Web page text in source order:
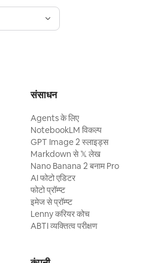
संसाधन
Agents के लिए
NotebookLM विकल्प
GPT Image 2 स्लाइड्स
Markdown से 𝕏 लेख
Nano Banana 2 बनाम Pro
AI फोटो एडिटर
फोटो प्रॉम्प्ट
इमेज से प्रॉम्प्ट
Lenny करियर कोच
ABTI व्यक्तित्व परीक्षण